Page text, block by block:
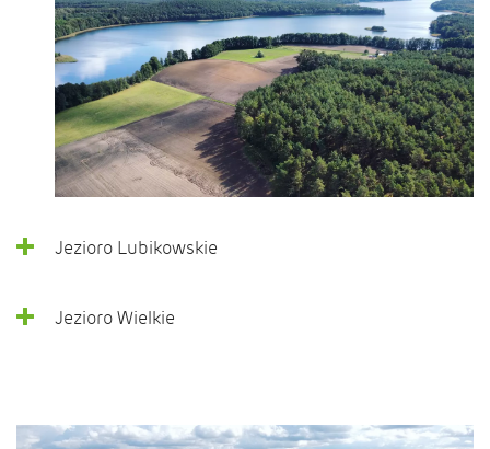
Jezioro Lubikowskie
Jezioro Wielkie